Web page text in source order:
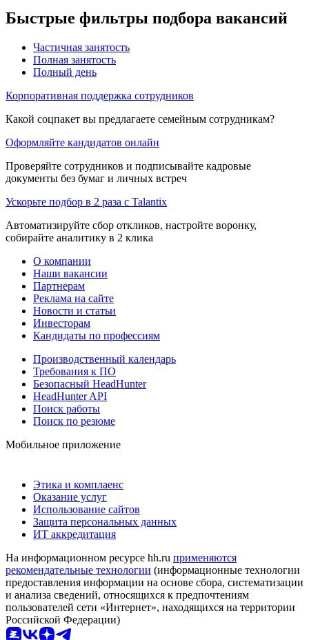
Быстрые фильтры подбора вакансий
Частичная занятость
Полная занятость
Полный день
Корпоративная поддержка сотрудников
Какой соцпакет вы предлагаете семейным сотрудникам?
Оформляйте кандидатов онлайн
Проверяйте сотрудников и подписывайте кадровые
документы без бумаг и личных встреч
Ускорьте подбор в 2 раза с Talantix
Автоматизируйте сбор откликов, настройте воронку,
собирайте аналитику в 2 клика
О компании
Наши вакансии
Партнерам
Реклама на сайте
Новости и статьи
Инвесторам
Кандидаты по профессиям
Производственный календарь
Требования к ПО
Безопасный HeadHunter
HeadHunter API
Поиск работы
Поиск по резюме
Мобильное приложение
Этика и комплаенс
Оказание услуг
Использование сайтов
Защита персональных данных
ИТ аккредитация
На информационном ресурсе hh.ru применяются
рекомендательные технологии (информационные технологии
предоставления информации на основе сбора, систематизации
и анализа сведений, относящихся к предпочтениям
пользователей сети «Интернет», находящихся на территории
Российской Федерации)